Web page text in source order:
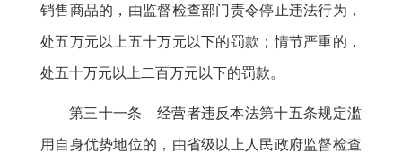
销售商品的 ， 由监督检查部门责令停止违法行为，
处五万元以上五十万元以下的罚款 ；情节严重的，
处五十万元以上二百万元以下的罚款。
第三十一条 经营者违反本法第十五条规定滥
用自身优势地位的 ， 由省级以上人民政府监督检查